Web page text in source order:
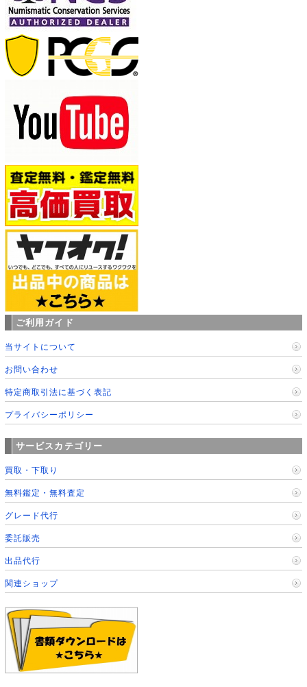
ご利用ガイド
当サイトについて
お問い合わせ
特定商取引法に基づく表記
プライバシーポリシー
サービスカテゴリー
買取・下取り
無料鑑定・無料査定
グレード代行
委託販売
出品代行
関連ショップ